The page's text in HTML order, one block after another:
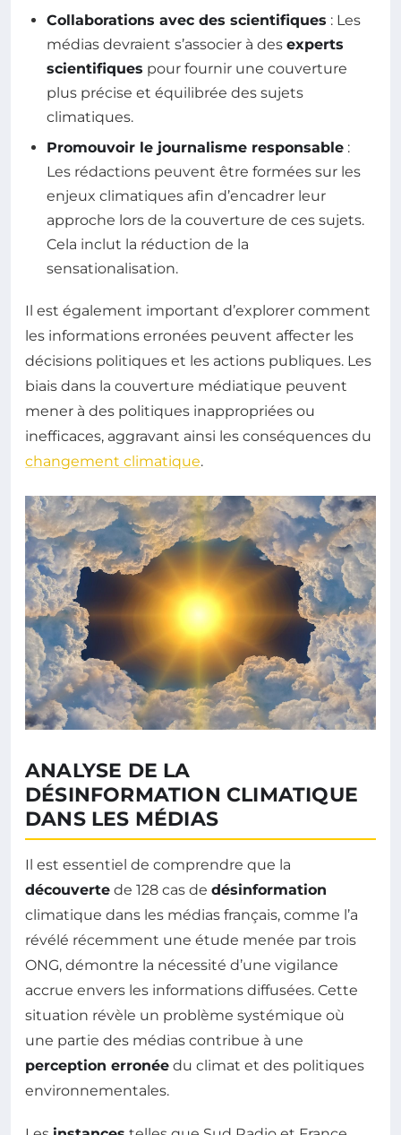
Collaborations avec des scientifiques : Les
médias devraient s’associer à des experts
scientifiques pour fournir une couverture
plus précise et équilibrée des sujets
climatiques.
Promouvoir le journalisme responsable :
Les rédactions peuvent être formées sur les
enjeux climatiques afin d’encadrer leur
approche lors de la couverture de ces sujets.
Cela inclut la réduction de la
sensationalisation.
Il est également important d’explorer comment
les informations erronées peuvent affecter les
décisions politiques et les actions publiques. Les
biais dans la couverture médiatique peuvent
mener à des politiques inappropriées ou
inefficaces, aggravant ainsi les conséquences du
changement climatique.
ANALYSE DE LA
DÉSINFORMATION CLIMATIQUE
DANS LES MÉDIAS
Il est essentiel de comprendre que la
découverte de 128 cas de désinformation
climatique dans les médias français, comme l’a
révélé récemment une étude menée par trois
ONG, démontre la nécessité d’une vigilance
accrue envers les informations diffusées. Cette
situation révèle un problème systémique où
une partie des médias contribue à une
perception erronée du climat et des politiques
environnementales.